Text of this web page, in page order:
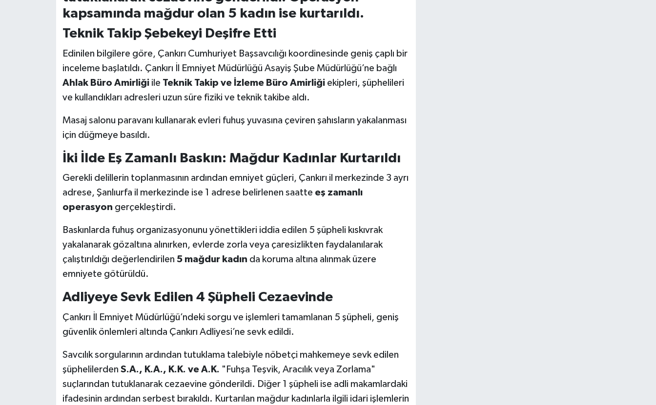
kapsamında mağdur olan 5 kadın ise kurtarıldı.
Teknik Takip Şebekeyi Deşifre Etti
Edinilen bilgilere göre, Çankırı Cumhuriyet Başsavcılığı koordinesinde geniş çaplı bir
inceleme başlatıldı. Çankırı İl Emniyet Müdürlüğü Asayiş Şube Müdürlüğü’ne bağlı
Ahlak Büro Amirliğiile Teknik Takip ve İzleme Büro Amirliğiekipleri, şüphelileri
ve kullandıkları adresleri uzun süre fiziki ve teknik takibe aldı.
Masaj salonu paravanı kullanarak evleri fuhuş yuvasına çeviren şahısların yakalanması
için düğmeye basıldı.
İki İlde Eş Zamanlı Baskın: Mağdur Kadınlar Kurtarıldı
Gerekli delillerin toplanmasının ardından emniyet güçleri, Çankırı il merkezinde 3 ayrı
adrese, Şanlıurfa il merkezinde ise 1 adrese belirlenen saatte eş zamanlı
operasyon gerçekleştirdi.
Baskınlarda fuhuş organizasyonunu yönettikleri iddia edilen 5 şüpheli kıskıvrak
yakalanarak gözaltına alınırken, evlerde zorla veya çaresizlikten faydalanılarak
çalıştırıldığı değerlendirilen 5 mağdur kadın da koruma altına alınmak üzere
emniyete götürüldü.
Adliyeye Sevk Edilen 4 Şüpheli Cezaevinde
Çankırı İl Emniyet Müdürlüğü’ndeki sorgu ve işlemleri tamamlanan 5 şüpheli, geniş
güvenlik önlemleri altında Çankırı Adliyesi’ne sevk edildi.
Savcılık sorgularının ardından tutuklama talebiyle nöbetçi mahkemeye sevk edilen
şüphelilerden S.A., K.A., K.K. ve A.K. "Fuhşa Teşvik, Aracılık veya Zorlama"
suçlarından tutuklanarak cezaevine gönderildi. Diğer 1 şüpheli ise adli makamlardaki
ifadesinin ardından serbest bırakıldı. Kurtarılan mağdur kadınlarla ilgili idari işlemlerin
Resmi İlan